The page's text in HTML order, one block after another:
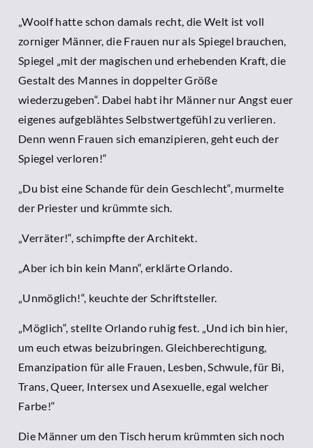
„Woolf hatte schon damals recht, die Welt ist voll
zorniger Männer, die Frauen nur als Spiegel brauchen,
Spiegel „mit der magischen und erhebenden Kraft, die
Gestalt des Mannes in doppelter Größe
wiederzugeben“. Dabei habt ihr Männer nur Angst euer
eigenes aufgeblähtes Selbstwertgefühl zu verlieren.
Denn wenn Frauen sich emanzipieren, geht euch der
Spiegel verloren!“
„Du bist eine Schande für dein Geschlecht“, murmelte
der Priester und krümmte sich.
„Verräter!“, schimpfte der Architekt.
„Aber ich bin kein Mann“, erklärte Orlando.
„Unmöglich!“, keuchte der Schriftsteller.
„Möglich“, stellte Orlando ruhig fest. „Und ich bin hier,
um euch etwas beizubringen. Gleichberechtigung,
Emanzipation für alle Frauen, Lesben, Schwule, für Bi,
Trans, Queer, Intersex und Asexuelle, egal welcher
Farbe!“
Die Männer um den Tisch herum krümmten sich noch